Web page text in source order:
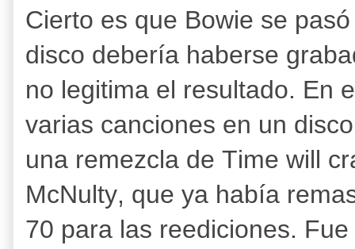
Cierto es que Bowie se
disco debería haberse
no legitima el resultado. En
varias canciones en un
una remezcla de Time will
McNulty, que ya había
70 para las reediciones.